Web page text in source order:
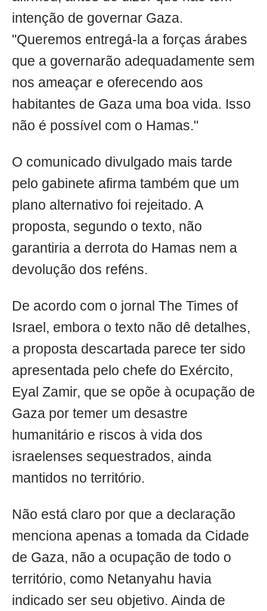
intenção de governar Gaza.
"Queremos entregá-la a forças árabes
que a governarão adequadamente sem
nos ameaçar e oferecendo aos
habitantes de Gaza uma boa vida. Isso
não é possível com o Hamas."
O comunicado divulgado mais tarde
pelo gabinete afirma também que um
plano alternativo foi rejeitado. A
proposta, segundo o texto, não
garantiria a derrota do Hamas nem a
devolução dos reféns.
De acordo com o jornal The Times of
Israel, embora o texto não dê detalhes,
a proposta descartada parece ter sido
apresentada pelo chefe do Exército,
Eyal Zamir, que se opõe à ocupação de
Gaza por temer um desastre
humanitário e riscos à vida dos
israelenses sequestrados, ainda
mantidos no território.
Não está claro por que a declaração
menciona apenas a tomada da Cidade
de Gaza, não a ocupação de todo o
território, como Netanyahu havia
indicado ser seu objetivo. Ainda de